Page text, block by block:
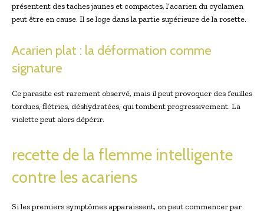
présentent des taches jaunes et compactes, l’acarien du cyclamen
peut être en cause. Il se loge dans la partie supérieure de la rosette.
Acarien plat : la déformation comme
signature
Ce parasite est rarement observé, mais il peut provoquer des feuilles
tordues, flétries, déshydratées, qui tombent progressivement. La
violette peut alors dépérir.
recette de la flemme intelligente
contre les acariens
Si les premiers symptômes apparaissent, on peut commencer par